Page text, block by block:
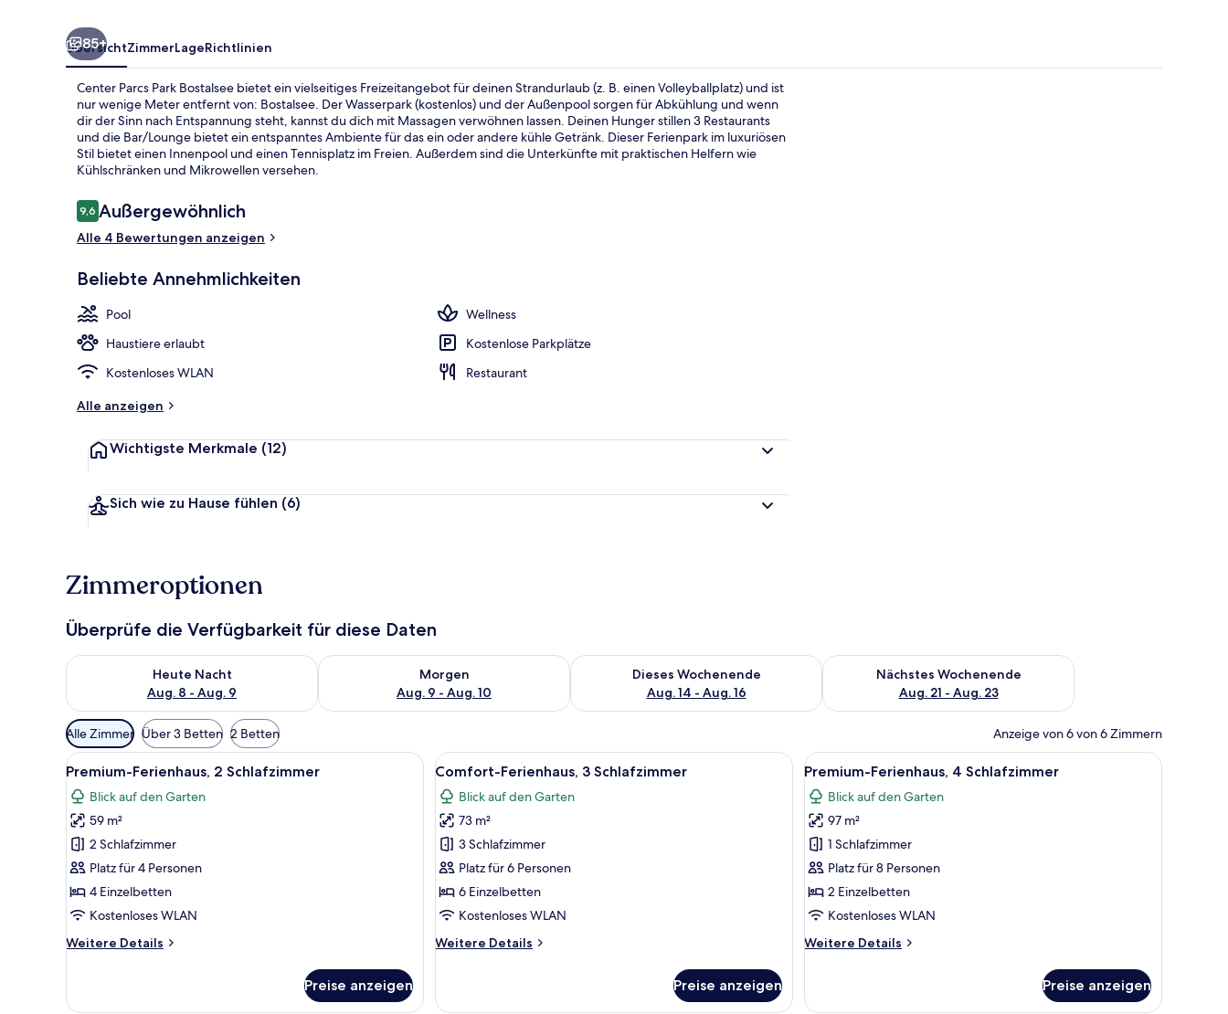
Deluxe-Ferienhaus, 2 Schlafzimmer (VIP) | Kostenloses WLAN, Bettwäsche
85+
ÜbersichtZimmerLageRichtlinien
Center Parcs Park Bostalsee bietet ein vielseitiges Freizeitangebot für deinen Strandurlaub (z. B. einen Volleyballplatz) und ist
nur wenige Meter entfernt von: Bostalsee. Der Wasserpark (kostenlos) und der Außenpool sorgen für Abkühlung und wenn
dir der Sinn nach Entspannung steht, kannst du dich mit Massagen verwöhnen lassen. Deinen Hunger stillen 3 Restaurants
und die Bar/Lounge bietet ein entspanntes Ambiente für das ein oder andere kühle Getränk. Dieser Ferienpark im luxuriösen
Stil bietet einen Innenpool und einen Tennisplatz im Freien. Außerdem sind die Unterkünfte mit praktischen Helfern wie
Kühlschränken und Mikrowellen versehen.
Bewertungen
9,69,6 von 10.
Außergewöhnlich
Alle 4 Bewertungen anzeigen
Beliebte Annehmlichkeiten
Pool
Wellness
Haustiere erlaubt
Kostenlose Parkplätze
Kostenloses WLAN
Restaurant
Alle anzeigen
Wichtigste Merkmale (12)
Sich wie zu Hause fühlen (6)
Zimmeroptionen
Überprüfe die Verfügbarkeit für diese Daten
Heute Nacht
Aug. 8 - Aug. 9
Überprüfe die Verfügbarkeit für heute Nacht, Aug. 8 - Aug. 9.
Morgen
Aug. 9 - Aug. 10
Überprüfe die Verfügbarkeit für morgen, Aug. 9 - Aug. 10.
Dieses Wochenende
Aug. 14 - Aug. 16
Überprüfe die Verfügbarkeit für dieses Wochenende, Aug. 14 - Aug. 16.
Nächstes Wochenende
Aug. 21 - Aug. 23
Überprüfe die Verfügbarkeit für nächstes Wochenende, Aug.
Verfügbare
Filter
für
Zimmer
Alle Zimmer Über 3 Betten 2 Betten Anzeige von 6 von 6 Zimmern
Alle
Fotos
für
Premium-
Ferienhaus,
2 Schlafzimmer
anzeigen
Premium-Ferienhaus, 2 Schlafzimmer | Kostenloses WLAN, Bettwäsche
7
Premium-Ferienhaus, 2 Schlafzimmer
Blick auf den Garten
59 m²
2 Schlafzimmer
Platz für 4 Personen
4 Einzelbetten
Kostenloses WLAN
Weitere Details
Weitere
Ferienhaus,
Preise anzeigen
Alle
Fotos
für
Comfort-
Ferienhaus,
3 Schlafzimmer
anzeigen
Ein modernes Wohnzimmer mit einer Eckcouch, einem runden Couchtisch und einem Bett im angrenzenden
9
Comfort-Ferienhaus, 3 Schlafzimmer
Blick auf den Garten
73 m²
3 Schlafzimmer
Platz für 6 Personen
6 Einzelbetten
Kostenloses WLAN
Weitere Details
Weitere
Ferienhaus,
Preise anzeigen
Alle
Fotos
für
Premium-
Ferienhaus,
4 Schlafzimmer
anzeigen
Ein modernes Wohnzimmer mit Sofa,
9
Premium-Ferienhaus, 4 Schlafzimmer
Blick auf den Garten
97 m²
1 Schlafzimmer
Platz für 8 Personen
2 Einzelbetten
Kostenloses WLAN
Weitere Details
Weitere
Ferienhaus,
Preise anzeigen